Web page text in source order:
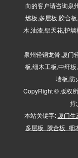
向的客户请咨询泉
燃板,多层板,胶合
木,油漆,铝天花,护
泉州轻钢龙骨,厦门
板,细木工板,中纤
墙板,防
CopyRight © 版权
持:
本站关键字: 厦门生
多层板_胶合板_细